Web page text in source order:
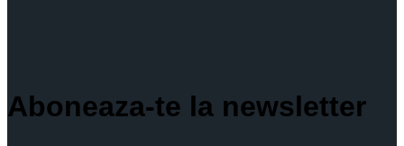
Aboneaza-te la newsletter